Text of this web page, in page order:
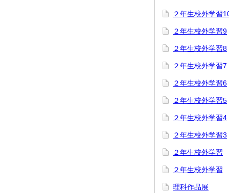
２年生校外学習
２年生校外学習9
２年生校外学習8
２年生校外学習7
２年生校外学習6
２年生校外学習5
２年生校外学習4
２年生校外学習3
２年生校外学習
２年生校外学習
理科作品展